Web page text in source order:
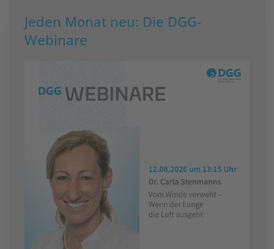
Jeden Monat neu: Die DGG-
Webinare